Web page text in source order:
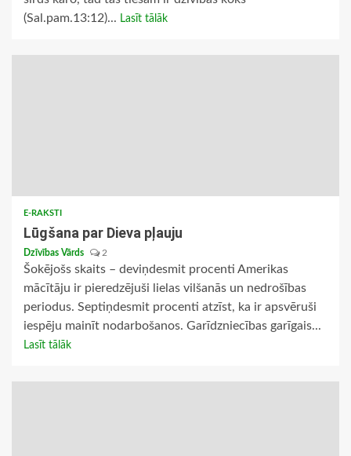
(Sal.pam.13:12)... Lasīt tālāk
E-RAKSTI
Lūgšana par Dieva pļauju
Dzīvības Vārds 2
Šokējošs skaits – deviņdesmit procenti Amerikas
mācītāju ir pieredzējuši lielas vilšanās un nedrošības
periodus. Septiņdesmit procenti atzīst, ka ir apsvēruši
iespēju mainīt nodarbošanos. Garīdzniecības garīgais...
Lasīt tālāk